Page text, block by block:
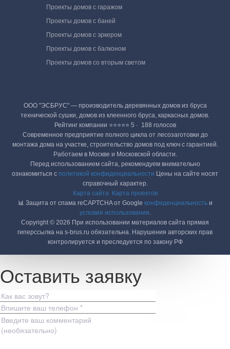
Проекты домов с гаражом
Проекты домов с баней
Проекты домов с эркером
Проекты домов с балконом
Проекты домов со вторым светом
ООО "ЭСБРУС" — производитель деревянных домов из бруса
технической сушки, домов из клеенного бруса, каркасных домов.
Рейтинг компании ⭐⭐⭐⭐⭐ 5 · ‎ 188 голосов
Современное предприятие полного цикла от лесозаготовки до
монтажа дома на участке, строительство домов под ключ с гарантией.
Работаем в Москве и Московской области.
Перед использованием сайта, рекомендуем внимательно
ознакомиться с политикой конфиденциальности Цены на сайте носят
справочный характер.
Карта сайта
Карта проектов
📊 Защита от спама reCAPTCHA от Google конфиденциальностьи
условия использования.
Copyright © 2026 При использовании материалов сайта прямая
гиперссылка на s-brus.ru обязательна. Нарушения авторских прав
контролируется и преследуется по закону РФ
Оставить заявку